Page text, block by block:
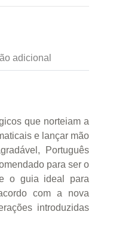
adicional
que norteiam a
e lançar mão
Português
para ser o
o guia ideal para
com a nova
introduzidas